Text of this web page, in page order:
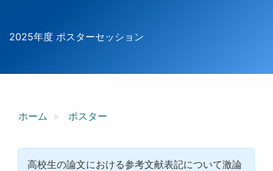
2025年度 ポスターセッション
ホーム ポスター
高校生の論文における参考文献表記について激論